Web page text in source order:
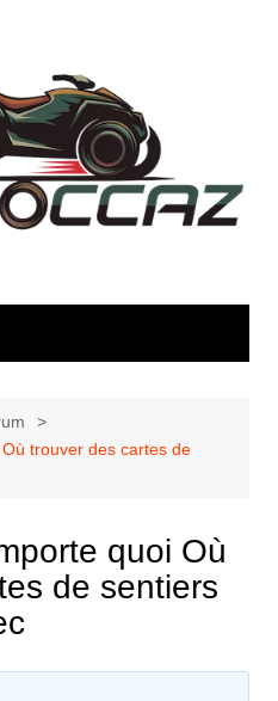
trouver des cartes de
quoi Où
de sentiers